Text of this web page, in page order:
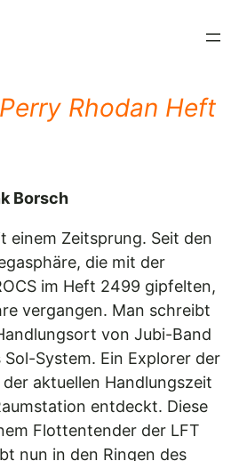
Rhodan Heft
Borsch
einem Zeitsprung. Seit den
die mit der
im Heft 2499 gipfelten,
vergangen. Man schreibt
von Jubi-Band
Sol-System. Ein Explorer der
aktuellen Handlungszeit
entdeckt. Diese
Flottentender der LFT
nun in den Ringen des